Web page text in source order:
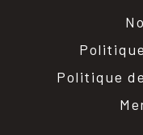
Politique